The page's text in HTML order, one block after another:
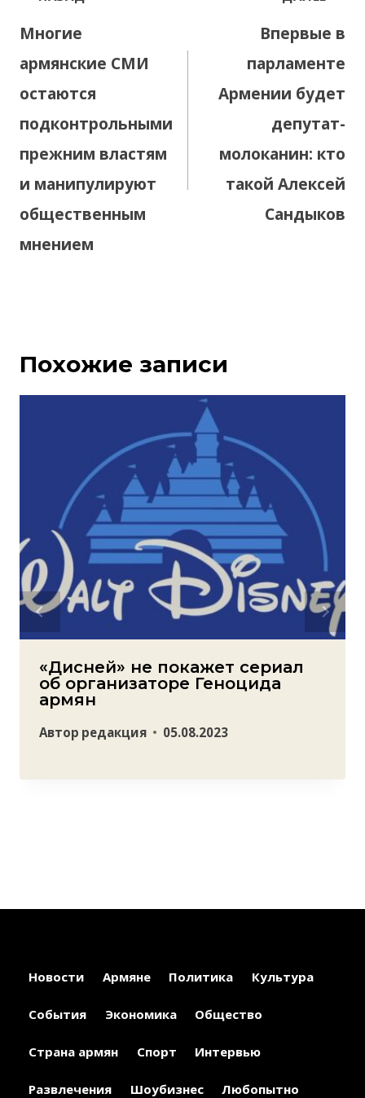
записям
Многие
армянские СМИ
остаются
подконтрольными
прежним властям
и манипулируют
общественным
мнением
Впервые в
парламенте
Армении будет
депутат-
молоканин: кто
такой Алексей
Сандыков
Похожие записи
«Дисней» не покажет сериал
об организаторе Геноцида
армян
Автор редакция 05.08.2023
Новости Армяне Политика Культура
События Экономика Общество
Страна армян Спорт Интервью
Развлечения Шоубизнес Любопытно